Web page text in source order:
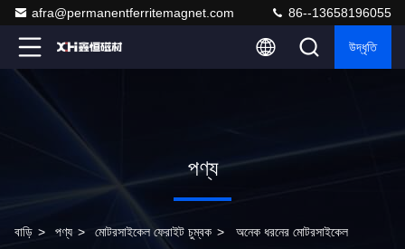
afra@permanentferritemagnet.com 86--13658196055
উদ্ধৃতি
পণ্য
বাড়ি > পণ্য > মোটরসাইকেল ফেরাইট চুম্বক > অনেক ধরনের মোটরসাইকেল